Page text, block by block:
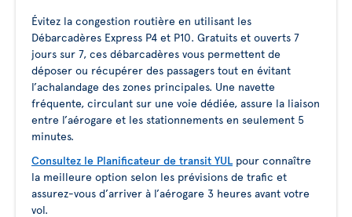
Évitez la congestion routière en utilisant les
Débarcadères Express P4 et P10. Gratuits et ouverts 7
jours sur 7, ces débarcadères vous permettent de
déposer ou récupérer des passagers tout en évitant
l’achalandage des zones principales. Une navette
fréquente, circulant sur une voie dédiée, assure la liaison
entre l’aérogare et les stationnements en seulement 5
minutes.
Consultez le Planificateur de transit YUL pour connaître
la meilleure option selon les prévisions de trafic et
assurez-vous d’arriver à l’aérogare 3 heures avant votre
vol.